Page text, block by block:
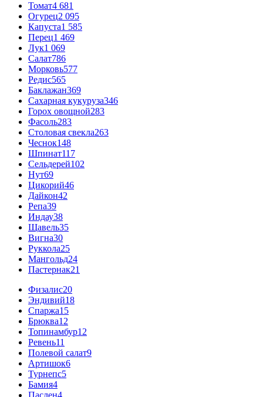
Томат4 681
Огурец2 095
Капуста1 585
Перец1 469
Лук1 069
Салат786
Морковь577
Редис565
Баклажан369
Сахарная кукуруза346
Горох овощной283
Фасоль283
Столовая свекла263
Чеснок148
Шпинат117
Сельдерей102
Нут69
Цикорий46
Дайкон42
Репа39
Индау38
Щавель35
Вигна30
Руккола25
Мангольд24
Пастернак21
Физалис20
Эндивий18
Спаржа15
Брюква12
Топинамбур12
Ревень11
Полевой салат9
Артишок6
Турнепс5
Бамия4